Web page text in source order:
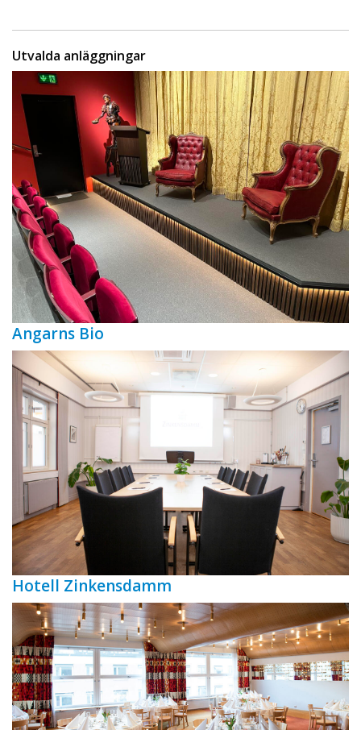
Utvalda anläggningar
Angarns Bio
Hotell Zinkensdamm